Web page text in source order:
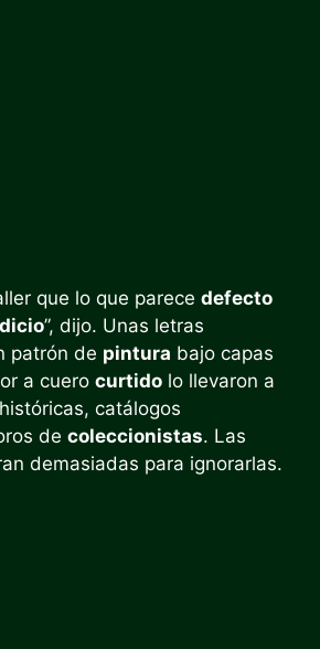
que lo que parece defecto
”, dijo. Unas letras
patrón de pintura bajo capas
a cuero curtido lo llevaron a
catálogos
de coleccionistas. Las
demasiadas para ignorarlas.